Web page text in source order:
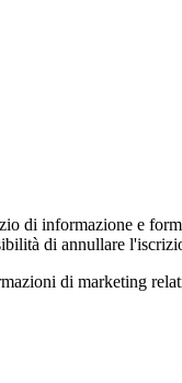
di informazione e
di annullare
di marketing